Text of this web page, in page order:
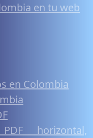
en tu web
en Colombia
horizontal,